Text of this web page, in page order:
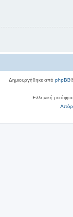
Δημιουργήθηκε από phpBB
Ελληνική